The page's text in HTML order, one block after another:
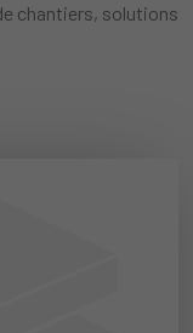
chantiers, solutions